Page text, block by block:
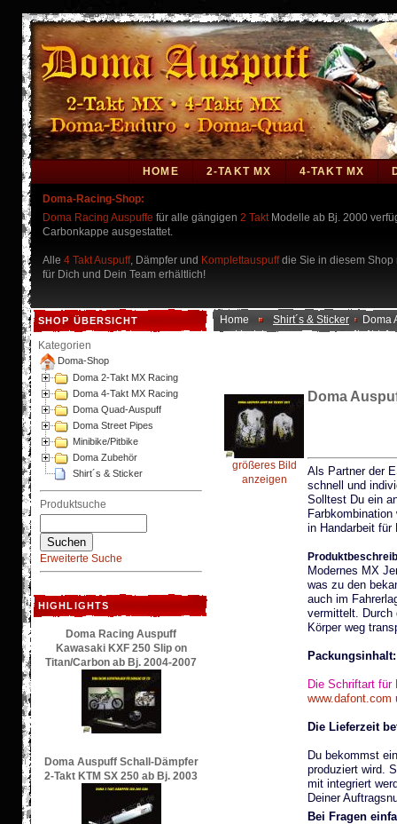
HOME 2-TAKT MX 4-TAKT MX
Doma-Racing-Shop:
Doma Racing Auspuffe für alle gängigen 2 TaktModelle ab Bj. 2000
Carbonkappe ausgestattet.
Alle 4 Takt Auspuff, Dämpfer und Komplettauspuffdie Sie in diesem Shop
für Dich und Dein Team erhältlich!
SHOP ÜBERSICHT
Kategorien
Doma-Shop
Doma 2-Takt MX Racing
Doma 4-Takt MX Racing
Doma Quad-Auspuff
Doma Street Pipes
Minibike/Pitbike
Doma Zubehör
Shirt´s & Sticker
Produktsuche
Erweiterte Suche
HIGHLIGHTS
Doma Racing Auspuff
Kawasaki KXF 250 Slip on
Titan/Carbon ab Bj. 2004-2007
Doma Auspuff Schall-Dämpfer
2-Takt KTM SX 250 ab Bj. 2003
Home Shirt´s & Sticker Doma
größeres Bild
anzeigen
Doma
Als Partner der
schnell und
Solltest Du ein
in Handarbeit für
Modernes MX
was zu den
auch im
vermittelt. Durch
Körper weg
Packungsinhalt:
Die Schriftart für
www.dafont.com
Die Lieferzeit
Du bekommst
produziert wird.
mit integriert
Deiner
Bei Fragen